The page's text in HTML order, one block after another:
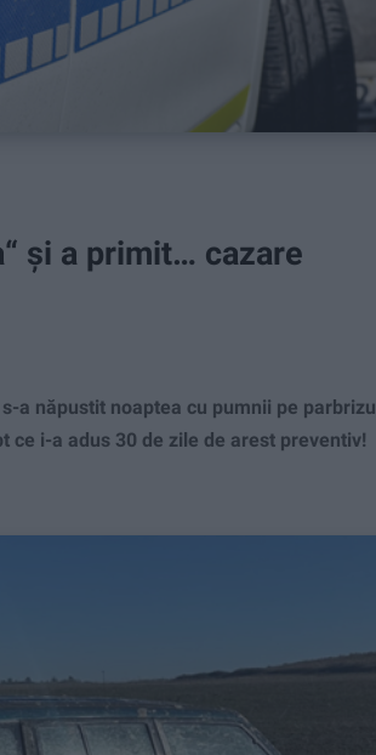
și a primit… cazare
a năpustit noaptea cu pumnii pe parbrizul
i-a adus 30 de zile de arest preventiv!